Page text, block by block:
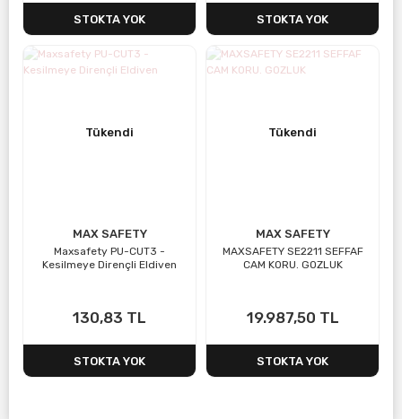
STOKTA YOK STOKTA YOK
Tükendi
MAX SAFETY
Maxsafety PU-CUT3 -
Kesilmeye Dirençli Eldiven
130,83 TL
STOKTA YOK
Tükendi
MAX SAFETY
MAXSAFETY SE2211 SEFFAF
CAM KORU. GOZLUK
19.987,50 TL
STOKTA YOK